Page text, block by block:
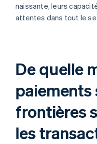
naissante, leurs
attentes dans tout le
De quelle
paiements
frontières
les